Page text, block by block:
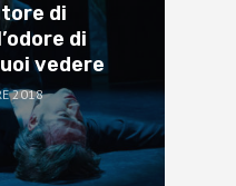
di
di
vedere
2018